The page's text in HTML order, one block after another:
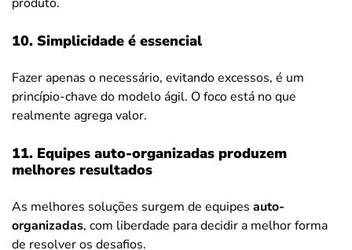
10. Simplicidade é essencial
Fazer apenas o necessário, evitando excessos, é um
princípio-chave do modelo ágil. O foco está no que
realmente agrega valor.
11. Equipes auto-organizadas produzem
melhores resultados
As melhores soluções surgem de equipes auto-
organizadas, com liberdade para decidir a melhor forma
de resolver os desafios.